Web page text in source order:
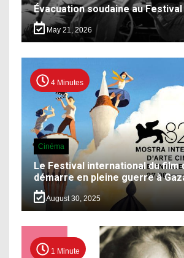
Évacuation soudaine au
May 21, 2026
4 Minutes
Cinéma
Le Festival international du film
démarre en pleine guerre à
August 30, 2025
1 Minute